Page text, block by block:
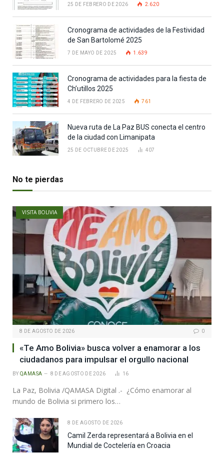
25 DE FEBRERO DE 2026 2.620
Cronograma de actividades de la Festividad
de San Bartolomé 2025
7 DE MAYO DE 2025 1.639
Cronograma de actividades para la fiesta de
Ch’utillos 2025
4 DE FEBRERO DE 2025 761
Nueva ruta de La Paz BUS conecta el centro
de la ciudad con Limanipata
25 DE OCTUBRE DE 2025 407
No te pierdas
VISITA BOLIVIA
8 DE AGOSTO DE 2026 0
«Te Amo Bolivia» busca volver a enamorar a los
ciudadanos para impulsar el orgullo nacional
BY QAMASA 8 DE AGOSTO DE 2026 16
La Paz, Bolivia /QAMASA Digital .- ¿Cómo enamorar al
mundo de Bolivia si primero los…
8 DE AGOSTO DE 2026
Camil Zerda representará a Bolivia en el
Mundial de Coctelería en Croacia